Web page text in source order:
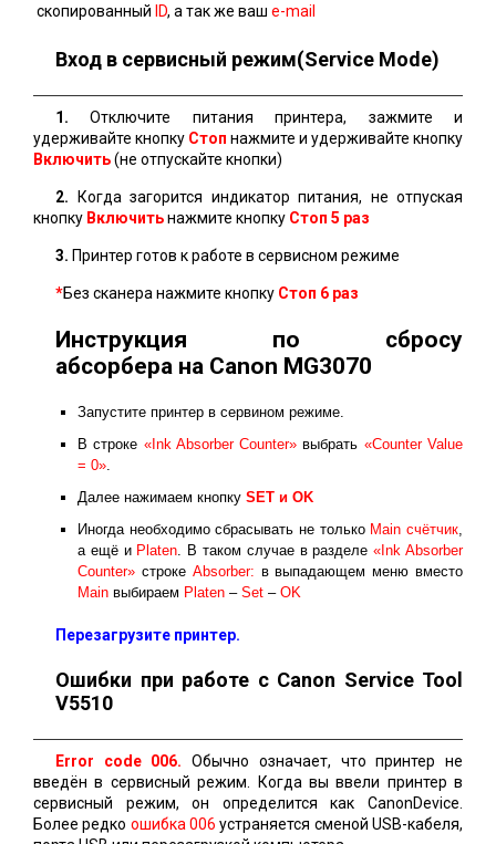
скопированный ID, а так же ваш e-mail
Вход в сервисный режим(Service Mode)
1. Отключите питания принтера, зажмите и
удерживайте кнопку Стоп нажмите и удерживайте кнопку
Включить(не отпускайте кнопки)
2. Когда загорится индикатор питания, не отпуская
кнопку Включитьнажмите кнопку Стоп 5 раз
3. Принтер готов к работе в сервисном режиме
*Без сканера нажмите кнопку Стоп 6 раз
Инструкция по сбросу
абсорбера на Canon MG3070
Запустите принтер в сервином режиме.
В строке «Ink Absorber Counter» выбрать «Counter Value
= 0».
Далее нажимаем кнопку SET и ОK
Иногда необходимо сбрасывать не только Main счётчик,
а ещё и Platen. В таком случае в разделе«Ink Absorber
Counter» строке Absorber: в выпадающем меню вместо
Main выбираем Platen – Set – OK
Перезагрузите принтер.
Ошибки при работе с Canon Service Tool
V5510
Error code 006. Обычно означает, что принтер не
введён в сервисный режим. Когда вы ввели принтер в
сервисный режим, он определится как CanonDevice.
Более редко ошибка 006 устраняется сменой USB-кабеля,